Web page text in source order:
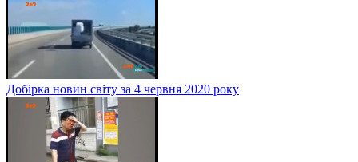
Добірка новин світу за 4 червня 2020 року